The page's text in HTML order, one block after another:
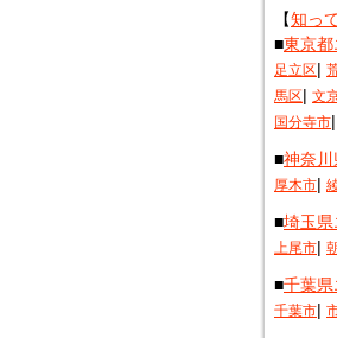
【知っ
■東京都
足立区|
馬区| 文
国分寺市|
■神奈川
厚木市|
■埼玉県
上尾市|
■千葉県
千葉市|